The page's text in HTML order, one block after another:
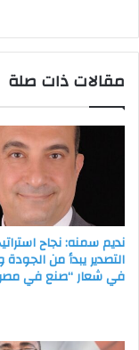
مقالات ذات صلة
نديم سمنه: نجاح
التصدير يبدأ من الجودة
في شعار “صنع في